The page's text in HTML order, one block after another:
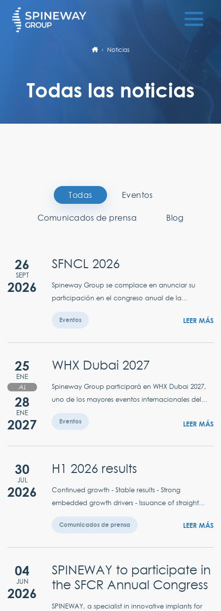
Noticias
Todas las noticias
Todas Eventos
Comunicados de prensa Blog
26
SEPT
2026
SFNCL 2026
Spineway Group se complace en anunciar su
participación en el congreso anual de la...
Eventos LEER MÁS
25
ENE
AL
28
ENE
2027
WHX Dubai 2027
Spineway Group participará en WHX Dubai 2027,
uno de los mayores eventos internacionales del...
Eventos LEER MÁS
30
JUL
2026
H1 2026 results
Continued growth - Stable results - Strong
embedded growth drivers - Issuance of straight...
Comunicados de prensa LEER MÁS
04
JUN
2026
SPINEWAY to participate in
the SFCR Annual Congress
SPINEWAY, a specialist in innovative implants for